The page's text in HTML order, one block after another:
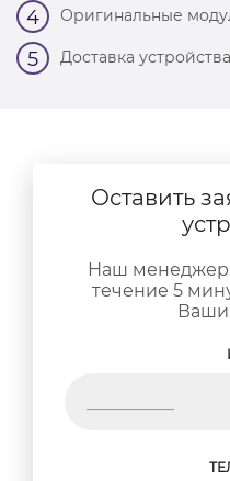
4 Оригинальные
5 Доставка
Оставить
Наш менеджер
течение 5
Ваши